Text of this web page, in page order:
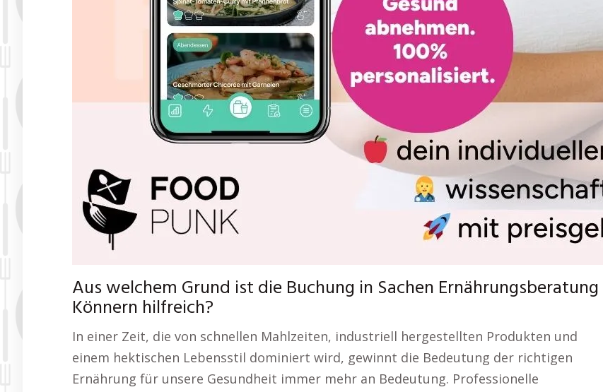
Aus welchem Grund ist die Buchung in Sachen Ernährungsberatung
Könnern hilfreich?
In einer Zeit, die von schnellen Mahlzeiten, industriell hergestellten Produkten und
einem hektischen Lebensstil dominiert wird, gewinnt die Bedeutung der richtigen
Ernährung für unsere Gesundheit immer mehr an Bedeutung. Professionelle